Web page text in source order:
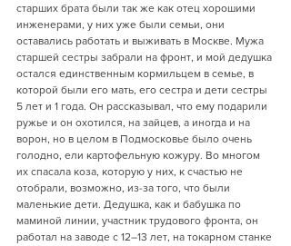
старших брата были так же как отец хорошими
инженерами, у них уже были семьи, они
оставались работать и выживать в Москве. Мужа
старшей сестры забрали на фронт, и мой дедушка
остался единственным кормильцем в семье, в
которой были его мать, его сестра и дети сестры
5 лет и 1 года. Он рассказывал, что ему подарили
ружье и он охотился, на зайцев, а иногда и на
ворон, но в целом в Подмосковье было очень
голодно, ели картофельную кожуру. Во многом
их спасала коза, которую у них, к счастью не
отобрали, возможно, из-за того, что были
маленькие дети. Дедушка, как и бабушка по
маминой линии, участник трудового фронта, он
работал на заводе с 12–13 лет, на токарном станке